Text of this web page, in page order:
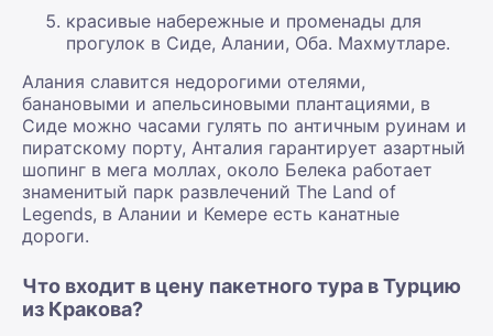
красивые набережные и променады для
прогулок в Сиде, Алании, Оба. Махмутларе.
Алания славится недорогими отелями,
банановыми и апельсиновыми плантациями, в
Сиде можно часами гулять по античным руинам и
пиратскому порту, Анталия гарантирует азартный
шопинг в мега моллах, около Белека работает
знаменитый парк развлечений The Land of
Legends, в Алании и Кемере есть канатные
дороги.
Что входит в цену пакетного тура в Турцию
из Кракова?